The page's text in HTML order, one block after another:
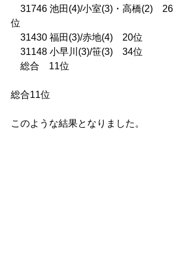
31746 池田(4)/小室(3)・高橋(2)    26
位
31430 福田(3)/赤地(4)    20位
31148 小早川(3)/笹(3)    34位
総合　11位
総合11位
このような結果となりました。